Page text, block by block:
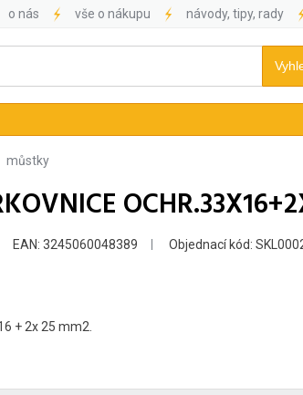
o nás vše o nákupu návody, tipy, rady
můstky
EAN: 3245060048389 Objednací kód:
+ 2x 25 mm2.